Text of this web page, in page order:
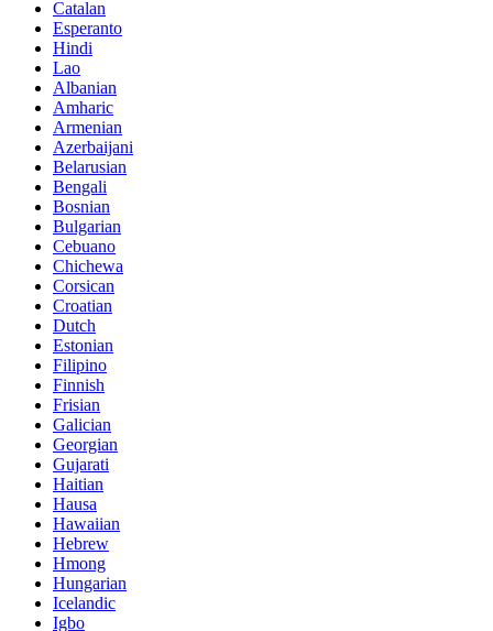
Catalan
Esperanto
Hindi
Lao
Albanian
Amharic
Armenian
Azerbaijani
Belarusian
Bengali
Bosnian
Bulgarian
Cebuano
Chichewa
Corsican
Croatian
Dutch
Estonian
Filipino
Finnish
Frisian
Galician
Georgian
Gujarati
Haitian
Hausa
Hawaiian
Hebrew
Hmong
Hungarian
Icelandic
Igbo